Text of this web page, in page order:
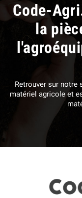
Code-
la
Retrouver sur notre
matériel agricole et